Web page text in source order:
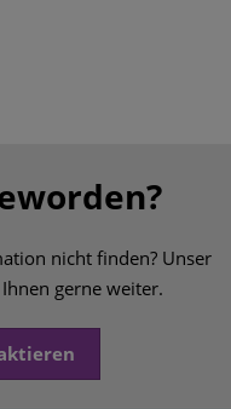
nicht finden? Unser
gerne weiter.